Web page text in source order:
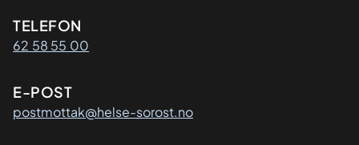
Kontaktinformasjon
TELEFON
62 58 55 00
E-POST
postmottak@helse-sorost.no